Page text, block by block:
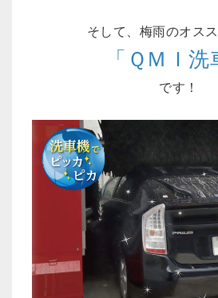
そして、梅雨のオス
「ＱＭＩ洗
です！